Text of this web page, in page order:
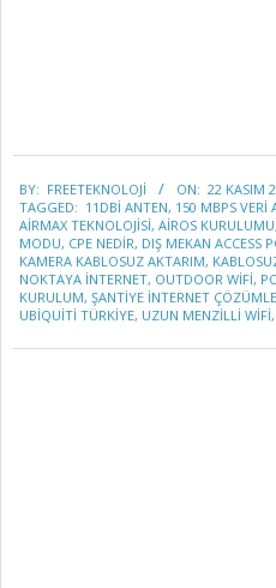
11-
22
BY: FREETEKNOLOJI ON: 22 KASIM
TAGGED: 11DBI ANTEN, 150 MBPS VERI
AIRMAX TEKNOLOJISI, AIROS KURULUMU,
MODU, CPE NEDIR, DIŞ MEKAN ACCESS
KAMERA KABLOSUZ AKTARIM,
NOKTAYA INTERNET, OUTDOOR WIFI,
KURULUM, ŞANTIYE INTERNET
UBIQUITI TÜRKIYE, UZUN MENZILLI WIFI,